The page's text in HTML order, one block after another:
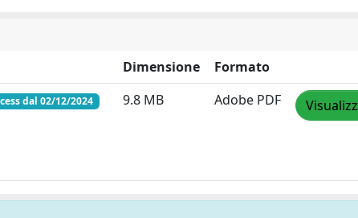
Dimensione
Formato
dal 02/12/2024 9.8 MB Adobe PDF